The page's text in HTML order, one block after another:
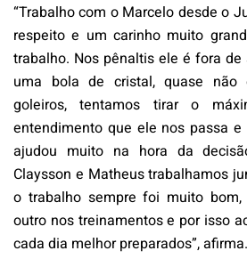
“Trabalho com o Marcelo desde o
respeito e um carinho muito
trabalho. Nos pênaltis ele é fora de
uma bola de cristal, quase não
goleiros, tentamos tirar o
entendimento que ele nos passa
ajudou muito na hora da
Claysson e Matheus trabalhamos
o trabalho sempre foi muito
outro nos treinamentos e por isso
cada dia melhor preparados”, afirma.